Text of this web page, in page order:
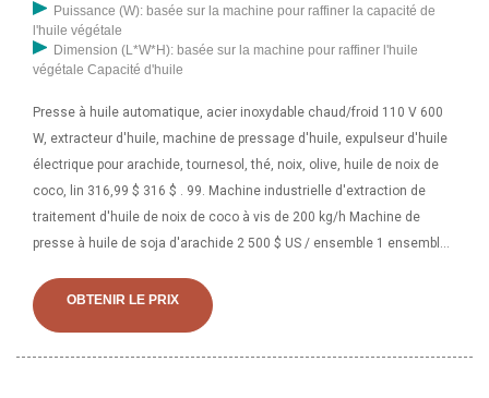
Puissance (W): basée sur la machine pour raffiner la capacité de
l'huile végétale
Dimension (L*W*H): basée sur la machine pour raffiner l'huile
végétale Capacité d'huile
Presse à huile automatique, acier inoxydable chaud/froid 110 V 600
W, extracteur d'huile, machine de pressage d'huile, expulseur d'huile
électrique pour arachide, tournesol, thé, noix, olive, huile de noix de
coco, lin 316,99 $ 316 $ . 99. Machine industrielle d'extraction de
traitement d'huile de noix de coco à vis de 200 kg/h Machine de
presse à huile de soja d'arachide 2 500 $ US / ensemble 1 ensemble
Co., Ltd. 93,4 % 5,0 (14) « Transaction réussie » Contacter
OBTENIR LE PRIX